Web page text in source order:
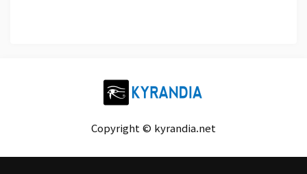
Copyright © kyrandia.net